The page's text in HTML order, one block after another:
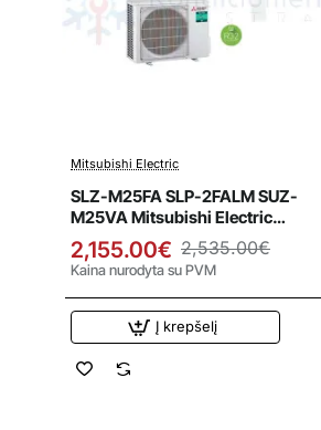
Išpardavimas
Mitsubishi Electric
SLZ-M25FA SLP-2FALM SUZ-
M25VA Mitsubishi Electric
2.6/3.2 kW kasetinis oro
kondicionierius - šilumos siurblys
2,155.00€ 2,535.00€
Kaina nurodyta su PVM
Į krepšelį